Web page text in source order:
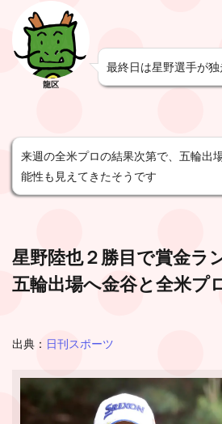
龍区
最終日は星野選手が
来週の全米プロの結果次第で、五輪出
能性も見えてきたそうです
星野陸也２勝目で賞金ラ
五輪出場へ金谷と全米プ
出典： 日刊スポーツ